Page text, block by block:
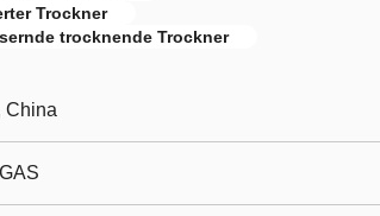
Trockner
trocknende Trockner
China